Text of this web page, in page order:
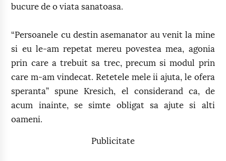
bucure de o viata sanatoasa.
“Persoanele cu destin asemanator au venit la mine
si eu le-am repetat mereu povestea mea, agonia
prin care a trebuit sa trec, precum si modul prin
care m-am vindecat. Retetele mele ii ajuta, le ofera
speranta” spune Kresich, el considerand ca, de
acum inainte, se simte obligat sa ajute si alti
oameni.
Publicitate